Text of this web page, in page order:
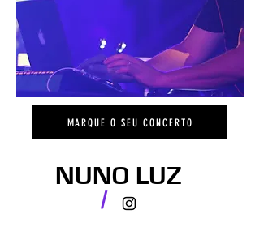
MARQUE O SEU CONCERTO
/
NUNO LUZ